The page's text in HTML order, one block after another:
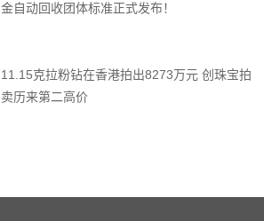
金自动回收团体标准正式发布！
11.15克拉粉钻在香港拍出8273万元 创珠宝拍
卖历来第二高价